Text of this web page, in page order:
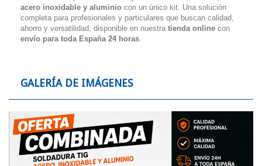
acero inoxidable y aluminio con un único kit. Una solución
completa para profesionales y particulares que buscan calidad,
ahorro y versatilidad, disponible en nuestra tienda online con
envío para toda España 24 horas.
GALERÍA DE IMÁGENES